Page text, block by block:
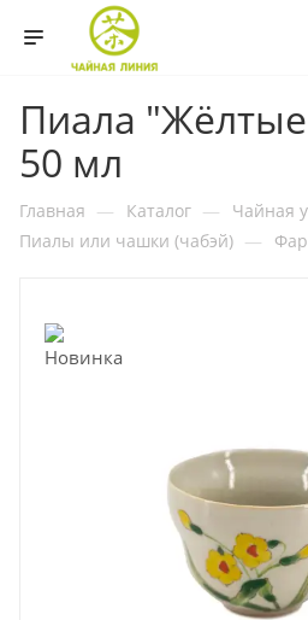
Пиала
50 мл
Главная — Каталог — Чайная
Пиалы или чашки (чабэй) —